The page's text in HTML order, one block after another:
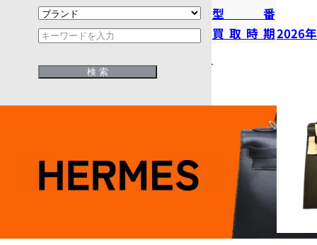
型番
買取時期2026